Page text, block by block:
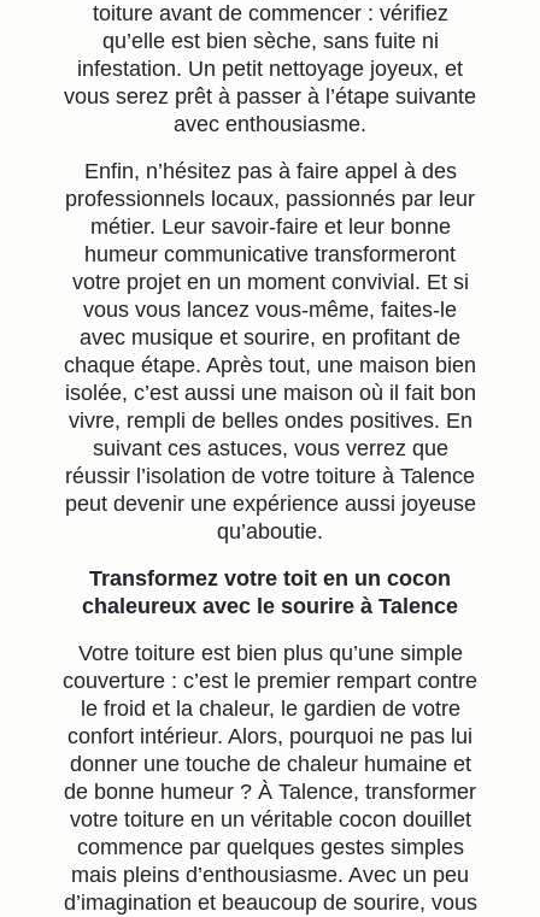
toiture avant de commencer : vérifiez
qu’elle est bien sèche, sans fuite ni
infestation. Un petit nettoyage joyeux, et
vous serez prêt à passer à l’étape suivante
avec enthousiasme.
Enfin, n’hésitez pas à faire appel à des
professionnels locaux, passionnés par leur
métier. Leur savoir-faire et leur bonne
humeur communicative transformeront
votre projet en un moment convivial. Et si
vous vous lancez vous-même, faites-le
avec musique et sourire, en profitant de
chaque étape. Après tout, une maison bien
isolée, c’est aussi une maison où il fait bon
vivre, rempli de belles ondes positives. En
suivant ces astuces, vous verrez que
réussir l’isolation de votre toiture à Talence
peut devenir une expérience aussi joyeuse
qu’aboutie.
Transformez votre toit en un cocon
chaleureux avec le sourire à Talence
Votre toiture est bien plus qu’une simple
couverture : c’est le premier rempart contre
le froid et la chaleur, le gardien de votre
confort intérieur. Alors, pourquoi ne pas lui
donner une touche de chaleur humaine et
de bonne humeur ? À Talence, transformer
votre toiture en un véritable cocon douillet
commence par quelques gestes simples
mais pleins d’enthousiasme. Avec un peu
d’imagination et beaucoup de sourire, vous